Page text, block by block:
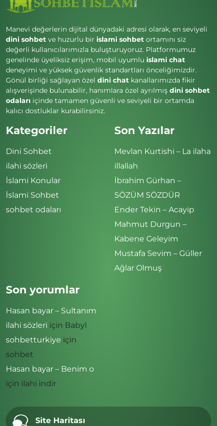
Manevi değerlerin dijital dünyadaki adresi olarak, en seviyeli
dini sohbet ve huzurlu bir islami sohbet ortamını siz
değerli kullanıcılarımızla buluşturuyoruz. Platformumuz
genelinde üyeliksiz erişim, mobil uyumlu islami chat
deneyimi ve yüksek güvenlik standartları önceliğimizdir.
Gönül birliği sağlayan özel dini chat kanallarımızda fikir
alışverişinde bulunabilir, hanımlara özel ayrılmış dini sohbet
odaları içinde tamamen güvenli ve seviyeli bir ortamda
kalıcı dostluklar kurabilirsiniz.
Kategoriler
Dini Sohbet
ilahi sözleri
İslami Konular
İslami Sohbet
sohbet odaları
Son Yazılar
Mevlan Kurtishi – La ilaha
illallah
İbrahim Gürhan –
SÖZÜM SÖZDÜR
Ender Tekin – Acayip
Mahmut Durgun –
Kabene Geleyim
Mustafa Sevim – Güller
Ağlar Olmuş
Son yorumlar
Hasan bayar – Sultanım
ilahi sözleri için Babyl
sohbetturkiye için
sohbet
Hasan bayar – Benim o
için ilahi indir
Site Haritası